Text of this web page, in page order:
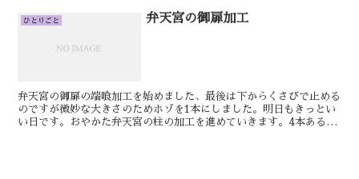
ひとりごと 弁天宮の御扉加工
弁天宮の御扉の端喰加工を始めました、最後は下からくさびで止める
のですが微妙な大きさのためホゾを1本にしました。明日もきっとい
い日です。おやかた弁天宮の柱の加工を進めていきます。4本ある柱